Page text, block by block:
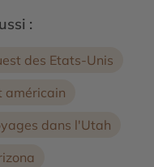
:
des Etats-Unis
américain
dans l'Utah